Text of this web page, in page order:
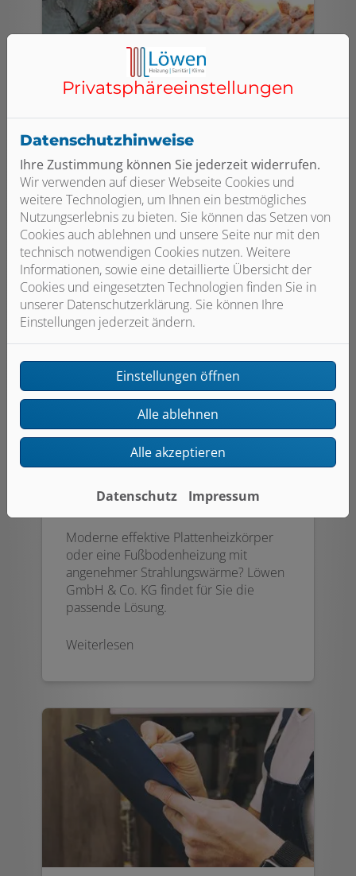
Regenerativ heizen
Verbinden Sie wohlige Wärme mit dem
Schutz unseres Klimas. Durch
Wärmepumpen, Solarthermie oder das
Heizen mit dem nachwachsenden
Rohstoff Holz.
Weiterlesen
Wärmeverteilung
Moderne effektive Plattenheizkörper
oder eine Fußbodenheizung mit
angenehmer Strahlungswärme? Löwen
GmbH & Co. KG findet für Sie die
passende Lösung.
Weiterlesen
Privatsphäre­einstellungen
Datenschutzhinweise
Ihre Zustimmung können Sie jederzeit widerrufen.
Wir verwenden auf dieser Webseite Cookies und
weitere Technologien, um Ihnen ein bestmögliches
Nutzungserlebnis zu bieten. Sie können das Setzen von
Cookies auch ablehnen und unsere Seite nur mit den
technisch notwendigen Cookies nutzen. Weitere
Informationen, sowie eine detaillierte Übersicht der
Cookies und eingesetzten Technologien finden Sie in
unserer Datenschutzerklärung. Sie können Ihre
Einstellungen jederzeit ändern.
Einstellungen öffnen
Alle ablehnen
Alle akzeptieren
Datenschutz Impressum